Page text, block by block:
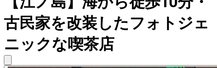
古民家を改装したフォトジェ
ニックな喫茶店